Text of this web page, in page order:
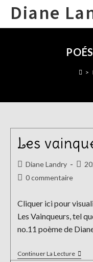
SkipDiane
>
Les
Auteur/autrice
de
Diane Landry
Commentaires
publication :
0 commentaire
Cliquer ici pour
Les Vainqueurs, tel
no.11 poème de
Continuer La LectureLes